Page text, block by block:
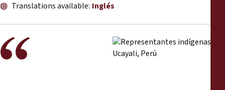
Sala de prensa
Apóyenos
Publicaciones y recursos
Noticias
Translations available: Inglés